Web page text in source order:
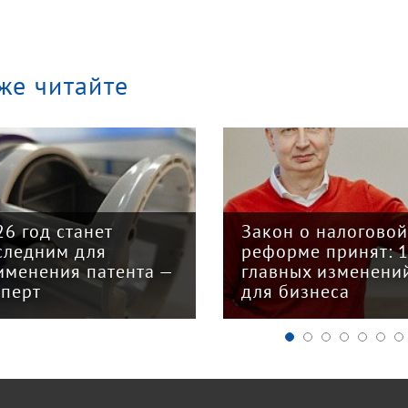
читайте
о налоговой
принят: 12
изменений
бизнеса
«Кризис в кузове»:
интервью с
председателем
«Вятка» Юрием
Куншиным